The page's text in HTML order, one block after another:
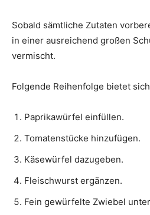
Sobald sämtliche Zutaten
in einer ausreichend großen
vermischt.
Folgende Reihenfolge bietet
Paprikawürfel einfüllen.
Tomatenstücke hinzufügen.
Käsewürfel dazugeben.
Fleischwurst ergänzen.
Fein gewürfelte Zwiebel